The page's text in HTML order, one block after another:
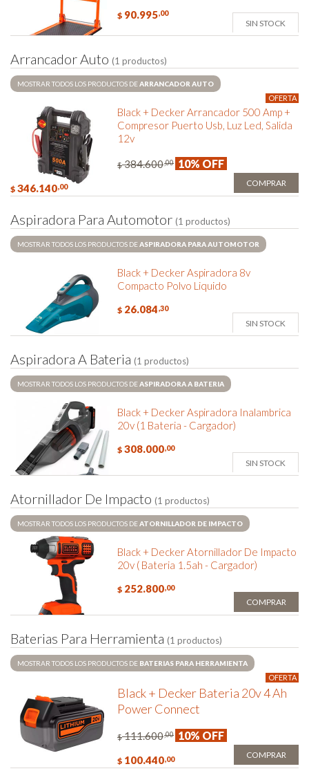
$ 90.995,00
SIN STOCK
Arrancador Auto (1 productos)
MOSTRAR TODOS LOS PRODUCTOS DEARRANCADOR AUTO
OFERTA
Black + Decker Arrancador 500 Amp +
Compresor Puerto Usb, Luz Led, Salida
12v
$ 384.600,00 10% OFF
$ 346.140,00 COMPRAR
Aspiradora Para Automotor (1 productos)
MOSTRAR TODOS LOS PRODUCTOS DEASPIRADORA PARA AUTOMOTOR
Black + Decker Aspiradora 8v
Compacto Polvo Liquido
$ 26.084,30
SIN STOCK
Aspiradora A Bateria (1 productos)
MOSTRAR TODOS LOS PRODUCTOS DEASPIRADORA A BATERIA
Black + Decker Aspiradora Inalambrica
20v (1 Bateria - Cargador)
$ 308.000,00
SIN STOCK
Atornillador De Impacto (1 productos)
MOSTRAR TODOS LOS PRODUCTOS DEATORNILLADOR DE IMPACTO
Black + Decker Atornillador De Impacto
20v ( Bateria 1.5ah - Cargador)
$ 252.800,00
COMPRAR
Baterias Para Herramienta (1 productos)
MOSTRAR TODOS LOS PRODUCTOS DE BATERIAS PARA HERRAMIENTA
OFERTA
Black + Decker Bateria 20v 4 Ah
Power Connect
$ 111.600,00 10% OFF
$ 100.440,00 COMPRAR